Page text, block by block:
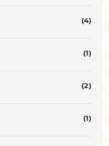
(4)
(1)
(2)
(1)